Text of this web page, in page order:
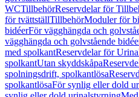
WCTillbehörReservdelar för
för tvättställTillbehörModuler för
bidéerFör vägghängda och
vägghängda och golvstående
med spolkantReservdelar för
spolkantUtan skyddskåpa
spolningsdrift, spolkantlösa
spolkantlösaFör synlig eller dold